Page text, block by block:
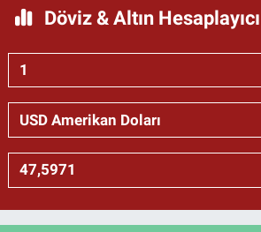
Döviz & Altın Hesaplayıcı